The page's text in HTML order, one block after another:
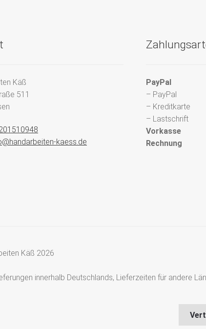
Käß
511
kaess.de
PayPal
– PayPal
– Kreditkarte
– Lastschrift
Vorkasse
Rechnung
Käß 2026
innerhalb Deutschlands, Lieferzeiten für andere